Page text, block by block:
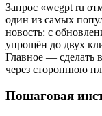
Запрос «wegpt ru
один из самых
новость: с
упрощён до двух
Главное — сделать
через стороннюю
Пошаговая